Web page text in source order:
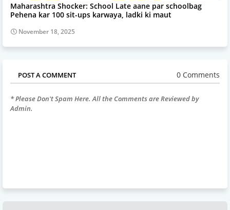
Maharashtra Shocker: School Late aane par schoolbag
Pehena kar 100 sit-ups karwaya, ladki ki maut
November 18, 2025
POST A COMMENT 0 Comments
* Please Don't Spam Here. All the Comments are Reviewed by
Admin.